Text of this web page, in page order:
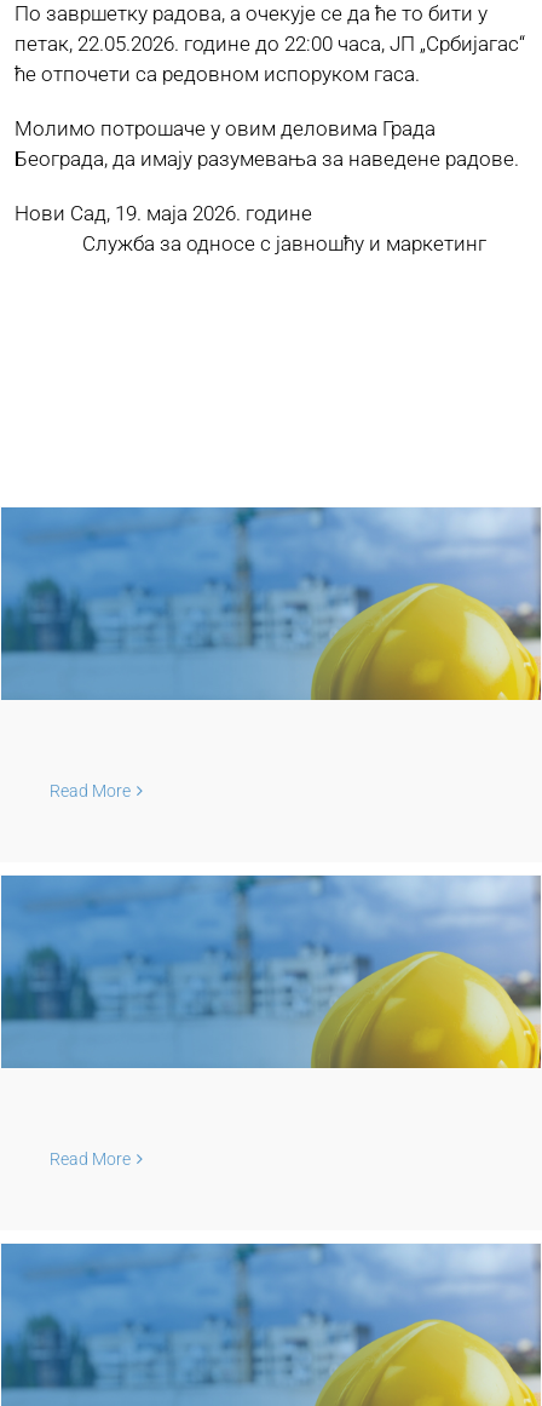
По завршетку радова, а очекује се да ће то бити у
петак, 22.05.2026. године до 22:00 часа, ЈП „Србијагас“
ће отпочети са редовном испоруком гаса.
Молимо потрошаче у овим деловима Града
Београда, да имају разумевања за наведене радове.
Нови Сад, 19. маја 2026. године
Служба за односе с јавношћу и маркетинг
Read More
Read More